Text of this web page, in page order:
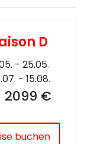
D
- 25.05.
- 15.08.
2099 €
buchen